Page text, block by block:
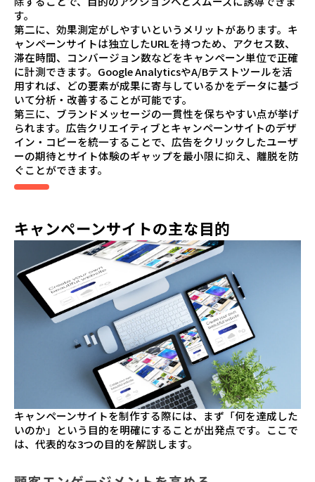
す。
第二に、効果測定がしやすいというメリットがあります。キ
ャンペーンサイトは独立したURLを持つため、アクセス数、
滞在時間、コンバージョン数などをキャンペーン単位で正確
に計測できます。Google AnalyticsやA/Bテストツールを活
用すれば、どの要素が成果に寄与しているかをデータに基づ
いて分析・改善することが可能です。
第三に、ブランドメッセージの一貫性を保ちやすい点が挙げ
られます。広告クリエイティブとキャンペーンサイトのデザ
イン・コピーを統一することで、広告をクリックしたユーザ
ーの期待とサイト体験のギャップを最小限に抑え、離脱を防
ぐことができます。
キャンペーンサイトの主な目的
キャンペーンサイトを制作する際には、まず「何を達成した
いのか」という目的を明確にすることが出発点です。ここで
は、代表的な3つの目的を解説します。